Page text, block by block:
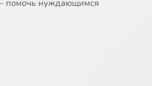
помочь нуждающимся